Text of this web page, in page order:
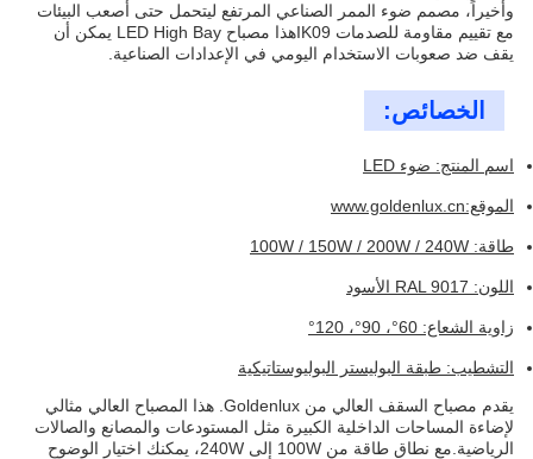
وأخيراً، مصمم ضوء الممر الصناعي المرتفع ليتحمل حتى أصعب البيئات
مع تقييم مقاومة للصدمات IK09هذا مصباح LED High Bay يمكن أن
يقف ضد صعوبات الاستخدام اليومي في الإعدادات الصناعية.
الخصائص:
اسم المنتج: ضوء LED
الموقع:www.goldenlux.cn
طاقة: 100W / 150W / 200W / 240W
اللون: RAL 9017 الأسود
زاوية الشعاع: 60°، 90°، 120°
التشطيب: طبقة البوليستر البوليوستاتيكية
يقدم مصباح السقف العالي من Goldenlux. هذا المصباح العالي مثالي
لإضاءة المساحات الداخلية الكبيرة مثل المستودعات والمصانع والصالات
الرياضية.مع نطاق طاقة من 100W إلى 240W، يمكنك اختيار الوضوح